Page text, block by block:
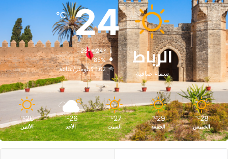
الرباط
سماء صافية
24
℃
28º - 24º
85%
1.62 كيلومتر/ساعة
28
℃
الخميس
29
℃
الجمعة
27
℃
السبت
26
℃
الأحد
26
℃
الأثنين